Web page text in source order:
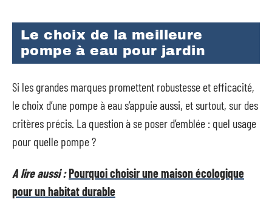
Le choix de la meilleure
pompe à eau pour jardin
Si les grandes marques promettent robustesse et efficacité,
le choix d’une pompe à eau s’appuie aussi, et surtout, sur des
critères précis. La question à se poser d’emblée : quel usage
pour quelle pompe ?
A lire aussi :Pourquoi choisir une maison écologique
pour un habitat durable